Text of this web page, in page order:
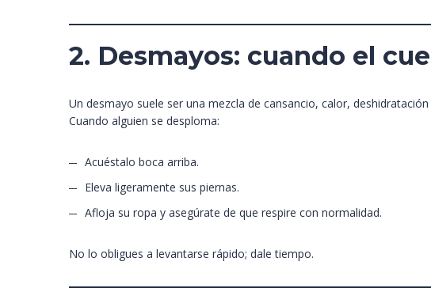
2. Desmayos: cuando el
Un desmayo suele ser una mezcla de cansancio, calor,
Cuando alguien se desploma:
Acuéstalo boca arriba.
Eleva ligeramente sus piernas.
Afloja su ropa y asegúrate de que respire con normalidad.
No lo obligues a levantarse rápido; dale tiempo.